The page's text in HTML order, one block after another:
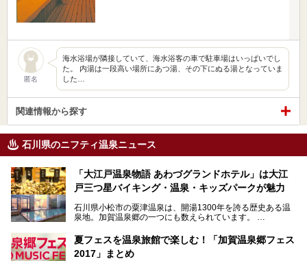
匿名
海水浴場が隣接していて、海水浴客の車で駐車場はいっぱいでし
た。 内湯は一段高い場所にあつ湯、その下にぬる湯となっていま
した…
関連情報から探す
石川県のニフティ温泉ニュース
「大江戸温泉物語 あわづグランドホテル」は大江
戸三つ星バイキング・温泉・キッズパークが魅力
石川県小松市の粟津温泉は、開湯1300年を誇る歴史ある温
泉地。加賀温泉郷の一つにも数えられています。
その粟津温泉に建つ「大江戸温泉物語 あわづグランドホテ
ル」（以下、あわづグランドホテル）は客室数97室のホテ
ルで、昨年2024年12月に露天風呂を新設。充実したキッズ
夏フェスを温泉旅館で楽しむ！「加賀温泉郷フェス
2017」まとめ